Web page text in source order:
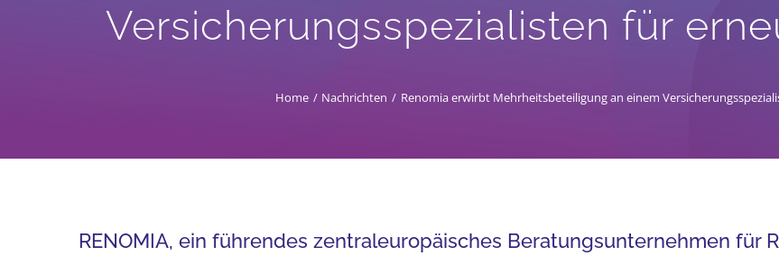
Versicherungsspezialisten für
Home Nachrichten Renomia erwirbt Mehrheitsbeteiligung an einem
RENOMIA, ein führendes zentraleuropäisches Beratungsunternehmen für